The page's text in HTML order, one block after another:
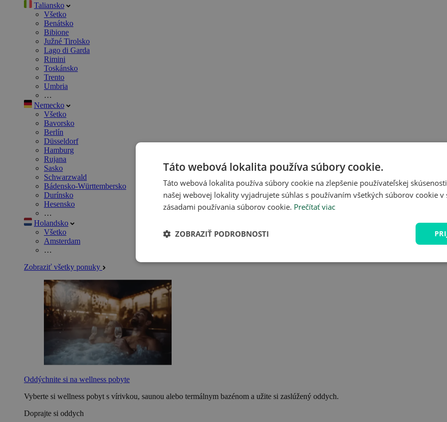
Taliansko
Všetko
Benátsko
Bibione
Južné Tirolsko
Lago di Garda
Rimini
Toskánsko
Trento
Umbria
…
Nemecko
Všetko
Bavorsko
Berlín
Düsseldorf
Hamburg
Rujana
Sasko
Schwarzwald
Bádensko-Württembersko
Durínsko
Hesensko
…
Holandsko
Všetko
Amsterdam
…
Zobraziť všetky ponuky
Oddýchnite si na wellness pobyte
Vyberte si wellness pobyt s vírivkou, saunou alebo termálnym bazénom a užite si zaslúžený oddych.
Doprajte si oddych
Táto webová lokalita používa súbory cookie.
Táto webová lokalita používa súbory cookie na zlepšenie používateľskej
našej webovej lokality vyjadrujete súhlas s používaním všetkých súborov cookie v
zásadami používania súborov cookie. Prečítať viac
ZOBRAZIŤ PODROBNOSTI